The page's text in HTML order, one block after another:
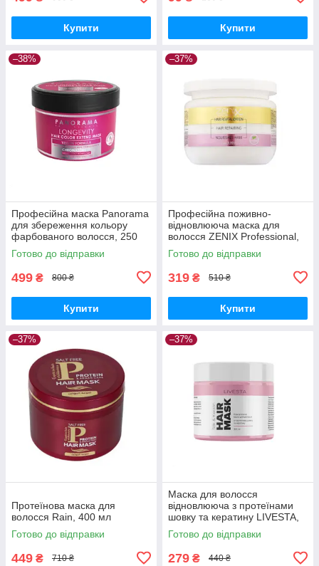
Купити Купити
–38%
Професійна маска Panorama
для збереження кольору
фарбованого волосся, 250
мл
Готово до відправки
499 ₴ 800 ₴
Купити
–37%
Професійна поживно-
відновлююча маска для
волосся ZENIX Professional,
300 мл
Готово до відправки
319 ₴ 510 ₴
Купити
–37%
Протеїнова маска для
волосся Rain, 400 мл
Готово до відправки
449 ₴ 710 ₴
–37%
Маска для волосся
відновлююча з протеїнами
шовку та кератину LIVESTA,
300 мл
Готово до відправки
279 ₴ 440 ₴